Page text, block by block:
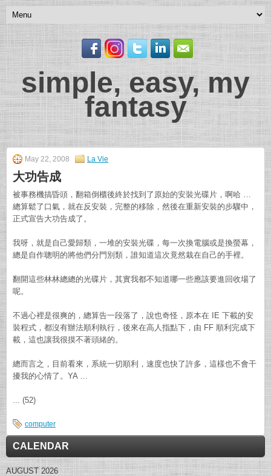
simple, easy, my
fantasy
May 22, 2008 La Vie
大功告成
被事務機搞昏頭，翻箱倒櫃後終於找到了原始的安裝光碟片，啊哈 …
總算鬆了口氣，就在反安裝，完整的移除，然後在重新安裝的步驟中，
正式宣告大功告成了。
我呀，就是自己愛歸類，一堆的安裝光碟，每一次換電腦或是換螢幕，
總是自作聰明的將他們分門別類，誰知道這次竟然栽在自己的手裡。
翻開這些林林總總的光碟片，其實我都不知道哪一些應該要進回收場了
呢。
不過心裡是很爽的，總算告一段落了，說也奇怪，原本在 IE 下載的安
裝程式，都沒有辦法順利執行，後來在高人指點下，由 FF 順利完成下
載，這也讓我很摸不著頭緒的。
總而言之，目前看來，系統一切順利，速度也快了許多，這樣也不會干
擾我的心情了。YA …
... (52)
computer
CALENDAR
AUGUST 2026